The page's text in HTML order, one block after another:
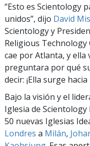
“Esto es Scientology
unidos”, dijo David
Scientology y
Religious Technology
cae por Atlanta, y ella
preguntara por qué
decir: ¡Ella surge hacia
Bajo la visión y el
Iglesia de
50 nuevas Iglesias
Londres a Milán,